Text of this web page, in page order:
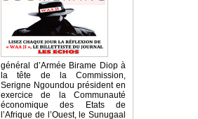
général d’Armée Birame Diop à
la tête de la Commission,
Serigne Ngoundou président en
exercice de la Communauté
économique des Etats de
l’Afrique de l’Ouest, le Sunugaal